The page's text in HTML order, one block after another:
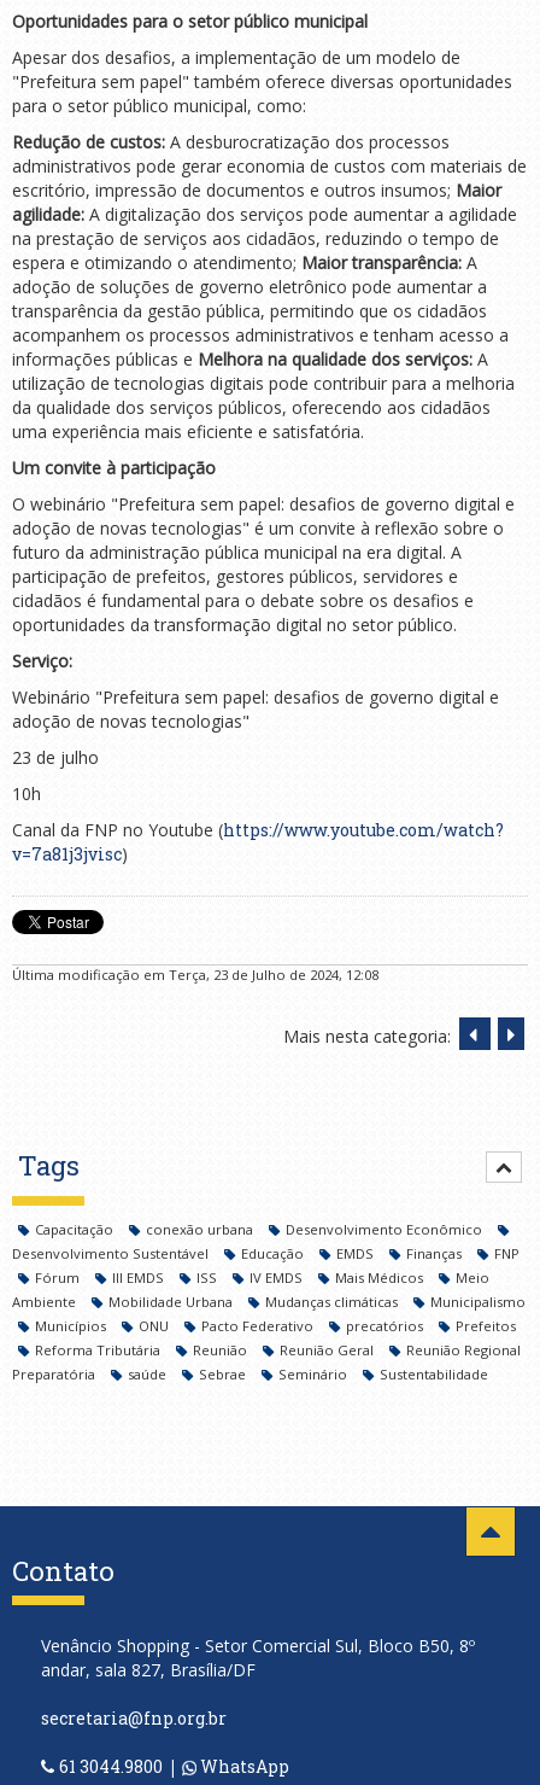
Oportunidades para o setor público municipal
Apesar dos desafios, a implementação de um modelo de
"Prefeitura sem papel" também oferece diversas oportunidades
para o setor público municipal, como:
Redução de custos: A desburocratização dos processos
administrativos pode gerar economia de custos com materiais de
escritório, impressão de documentos e outros insumos; Maior
agilidade: A digitalização dos serviços pode aumentar a agilidade
na prestação de serviços aos cidadãos, reduzindo o tempo de
espera e otimizando o atendimento; Maior transparência: A
adoção de soluções de governo eletrônico pode aumentar a
transparência da gestão pública, permitindo que os cidadãos
acompanhem os processos administrativos e tenham acesso a
informações públicas e Melhora na qualidade dos serviços: A
utilização de tecnologias digitais pode contribuir para a melhoria
da qualidade dos serviços públicos, oferecendo aos cidadãos
uma experiência mais eficiente e satisfatória.
Um convite à participação
O webinário "Prefeitura sem papel: desafios de governo digital e
adoção de novas tecnologias" é um convite à reflexão sobre o
futuro da administração pública municipal na era digital. A
participação de prefeitos, gestores públicos, servidores e
cidadãos é fundamental para o debate sobre os desafios e
oportunidades da transformação digital no setor público.
Serviço:
Webinário "Prefeitura sem papel: desafios de governo digital e
adoção de novas tecnologias"
23 de julho
10h
Canal da FNP no Youtube (https://www.youtube.com/watch?
v=7a81j3jvisc)
Última modificação em Terça, 23 de Julho de 2024, 12:08
Mais nesta categoria:
Tags
Capacitação conexão urbana
Desenvolvimento Econômico
Desenvolvimento Sustentável
Educação EMDS Finanças
FNP
Fórum
III EMDS ISS IV EMDS Mais Médicos
Meio
Ambiente
Mobilidade Urbana Mudanças climáticas
Municipalismo
Municípios
ONU Pacto Federativo precatórios
Prefeitos
Reforma Tributária
Reunião Reunião Geral
Reunião Regional
Preparatória
saúde Sebrae Seminário Sustentabilidade
Contato
Venâncio Shopping - Setor Comercial Sul, Bloco B50, 8º
andar, sala 827, Brasília/DF
secretaria@fnp.org.br
61 3044.9800 | WhatsApp